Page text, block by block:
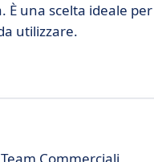
una scelta ideale
utilizzare.
Commerciali